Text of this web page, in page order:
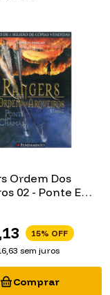
Ordem Dos
02 - Ponte Em
15% OFF
sem juros